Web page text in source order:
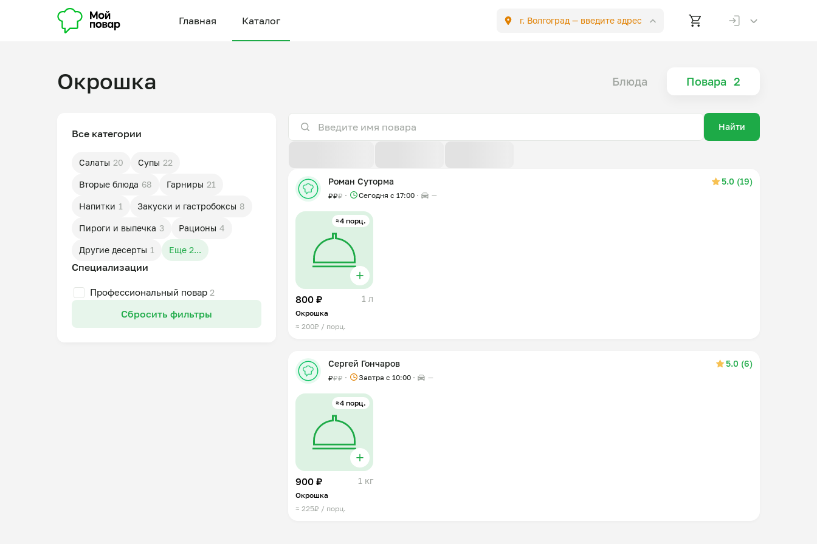
Главная Каталог г. Волгоград — введите адрес
Окрошка Блюда Повара 2
Все категории
Салаты 20 Супы 22
Вторые блюда 68 Гарниры 21
Напитки 1 Закуски и гастробоксы 8
Пироги и выпечка 3 Рационы 4
Другие десерты 1 Еще 2...
Специализации
Профессиональный повар 2
Сбросить фильтры
Найти
Роман Суторма 5.0 (19)
₽₽₽ Сегодня с 17:00 —
≈4 порц.
800 ₽ 1 л
Окрошка
≈ 200₽ / порц.
Сергей Гончаров 5.0 (6)
₽₽₽ Завтра c 10:00 —
≈4 порц.
900 ₽ 1 кг
Окрошка
≈ 225₽ / порц.